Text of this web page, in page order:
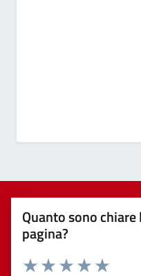
Quanto sono
pagina?